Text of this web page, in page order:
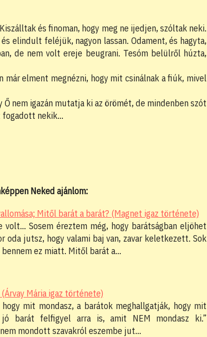
és finoman, hogy meg ne ijedjen, szóltak neki.
elindult feléjük, nagyon lassan. Odament, és hagyta,
de nem volt ereje beugrani. Tesóm belülről húzta,
elment megnézni, hogy mit csinálnak a fiúk, mivel
nem igazán mutatja ki az örömét, de mindenben szót
fogadott nekik…
Neked ajánlom:
Mitől barát a barát? (Magnet igaz története)
volt... Sosem éreztem még, hogy barátságban eljöhet
oda jutsz, hogy valami baj van, zavar keletkezett. Sok
ez miatt. Mitől barát a…
Mária igaz története)
mit mondasz, a barátok meghallgatják, hogy mit
barát felfigyel arra is, amit NEM mondasz ki.”
mondott szavakról eszembe jut…